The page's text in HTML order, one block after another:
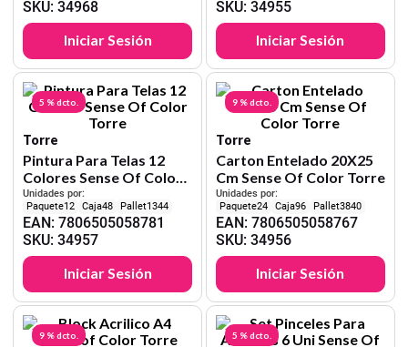
SKU:34968
Iniciar Sesión
SKU: 34955
Iniciar Sesión
5 %dcto.
Torre
Pintura Para Telas 12
Colores Sense Of Color
Torre
Unidades por:
12
48 1344
EAN:7806505058781
SKU:34957
Iniciar Sesión
9 %dcto.
Torre
Carton Entelado 20X25
Cm Sense Of Color Torre
Unidades por:
24
96 3840
EAN: 7806505058767
SKU: 34956
Iniciar Sesión
9 %dcto. 5 %dcto.